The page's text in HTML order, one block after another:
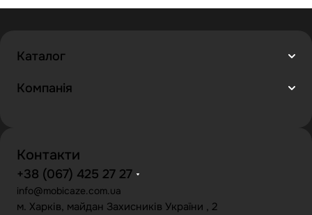
Каталог
Компанія
Контакти
+38 (067) 425 27 27
info@mobicaze.com.ua
м. Харків, майдан Захисників України , 2